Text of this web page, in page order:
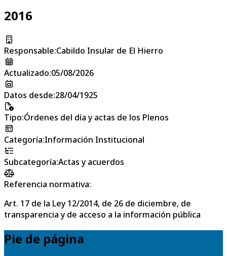
2016
Responsable:Cabildo Insular de El Hierro
Actualizado:05/08/2026
Datos desde:28/04/1925
Tipo:Órdenes del día y actas de los Plenos
Categoría:Información Institucional
Subcategoría:Actas y acuerdos
Referencia normativa:
Art. 17 de la Ley 12/2014, de 26 de diciembre, de
transparencia y de acceso a la información pública
Pie de página